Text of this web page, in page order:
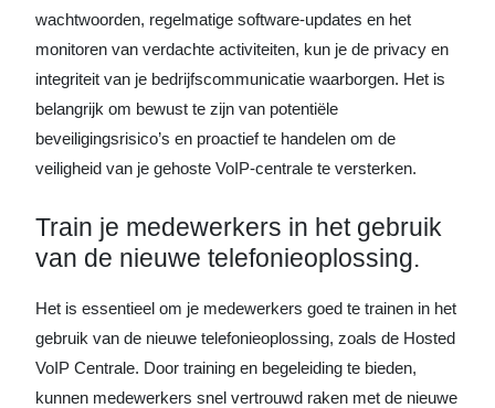
wachtwoorden, regelmatige software-updates en het
monitoren van verdachte activiteiten, kun je de privacy en
integriteit van je bedrijfscommunicatie waarborgen. Het is
belangrijk om bewust te zijn van potentiële
beveiligingsrisico’s en proactief te handelen om de
veiligheid van je gehoste VoIP-centrale te versterken.
Train je medewerkers in het gebruik
van de nieuwe telefonieoplossing.
Het is essentieel om je medewerkers goed te trainen in het
gebruik van de nieuwe telefonieoplossing, zoals de Hosted
VoIP Centrale. Door training en begeleiding te bieden,
kunnen medewerkers snel vertrouwd raken met de nieuwe